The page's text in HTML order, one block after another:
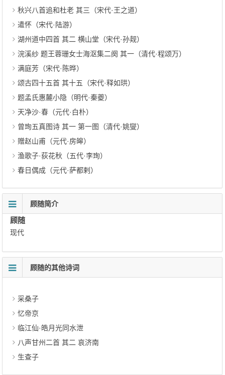
秋兴八首追和杜老 其三（宋代·王之道）
遣怀（宋代·陆游）
湖州道中四首 其二 横山堂（宋代·孙觌）
浣溪纱 题王蓉珊女士海沤集二阕 其一（清代·程颂万）
满庭芳（宋代·陈晔）
颂古四十五首 其十五（宋代·释如珙）
题孟氏惠麓小隐（明代·秦夔）
天净沙·春（元代·白朴）
曾珣五真图诗 其一 第一图（清代·姚燮）
赠赵山甫（元代·房皞）
渔歌子·荻花秋（五代·李珣）
春日偶成（元代·萨都剌）
顾随简介
顾随
现代
顾随的其他诗词
采桑子
忆帝京
临江仙·皓月光同水泄
八声甘州二首 其二 哀济南
生查子